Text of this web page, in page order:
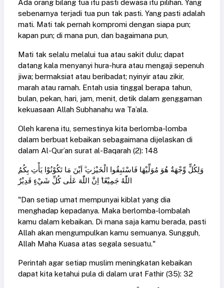
Ada orang bilang tua itu pasti dewasa itu pilihan. Yang
sebenarnya terjadi tua pun tak pasti. Yang pasti adalah
mati. Mati tak pernah kompromi dengan siapa pun;
kapan pun; di mana pun, dan bagaimana pun,
Mati tak selalu melalui tua atau sakit dulu; dapat
datang kala menyanyi hura-hura atau mengaji sepenuh
jiwa; bermaksiat atau beribadat; nyinyir atau zikir,
marah atau ramah. Entah usia tinggal berapa tahun,
bulan, pekan, hari, jam, menit, detik dalam genggaman
kekuasaan Allah Subhanahu wa Ta’ala.
Oleh karena itu, semestinya kita berlomba-lomba
dalam berbuat kebaikan sebagaimana dijelaskan di
dalam Al-Qur’an surat al-Baqarah (2): 148
وَلِكُلٍّ وِّجْهَةٌ هُوَ مُوَلِّيْهَا فَاسْتَبِقُوا الْخَيْرٰتِ ۗ اَيْنَ مَا تَكُوْنُوْا يَأْتِ بِكُمُ
اللّٰهُ جَمِيْعًا ۗ اِنَّ اللّٰهَ عَلٰى كُلِّ شَيْءٍ قَدِيْرٌ
"Dan setiap umat mempunyai kiblat yang dia
menghadap kepadanya. Maka berlomba-lombalah
kamu dalam kebaikan. Di mana saja kamu berada, pasti
Allah akan mengumpulkan kamu semuanya. Sungguh,
Allah Maha Kuasa atas segala sesuatu."
Perintah agar setiap muslim meningkatan kebaikan
dapat kita ketahui pula di dalam urat Fathir (35): 32